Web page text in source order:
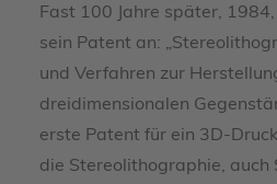
Fast 100 Jahre später, 1984,
sein Patent an:
und Verfahren zur
dreidimensionalen
erste Patent für ein 3D-
die Stereolithographie, auch